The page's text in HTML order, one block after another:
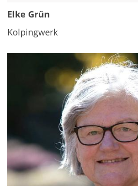
Elke Grün
Kolpingwerk